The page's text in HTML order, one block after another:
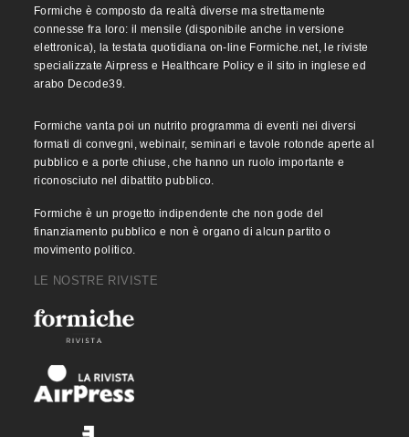
Formiche è composto da realtà diverse ma strettamente
connesse fra loro: il mensile (disponibile anche in versione
elettronica), la testata quotidiana on-line Formiche.net, le riviste
specializzate Airpress e Healthcare Policy e il sito in inglese ed
arabo Decode39.
Formiche vanta poi un nutrito programma di eventi nei diversi
formati di convegni, webinair, seminari e tavole rotonde aperte al
pubblico e a porte chiuse, che hanno un ruolo importante e
riconosciuto nel dibattito pubblico.
Formiche è un progetto indipendente che non gode del
finanziamento pubblico e non è organo di alcun partito o
movimento politico.
LE NOSTRE RIVISTE